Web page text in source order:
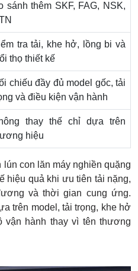
sánh thêm SKF, FAG, NSK,
tra tải, khe hở, lồng bi và
thọ thiết kế
chiếu đầy đủ model gốc, tải
và điều kiện vận hành
thay thế chỉ dựa trên
hiệu
lún con lăn máy nghiền quặng
hiệu quả khi ưu tiên tải nặng,
và thời gian cung ứng.
trên model, tải trọng, khe hở
vận hành thay vì tên thương